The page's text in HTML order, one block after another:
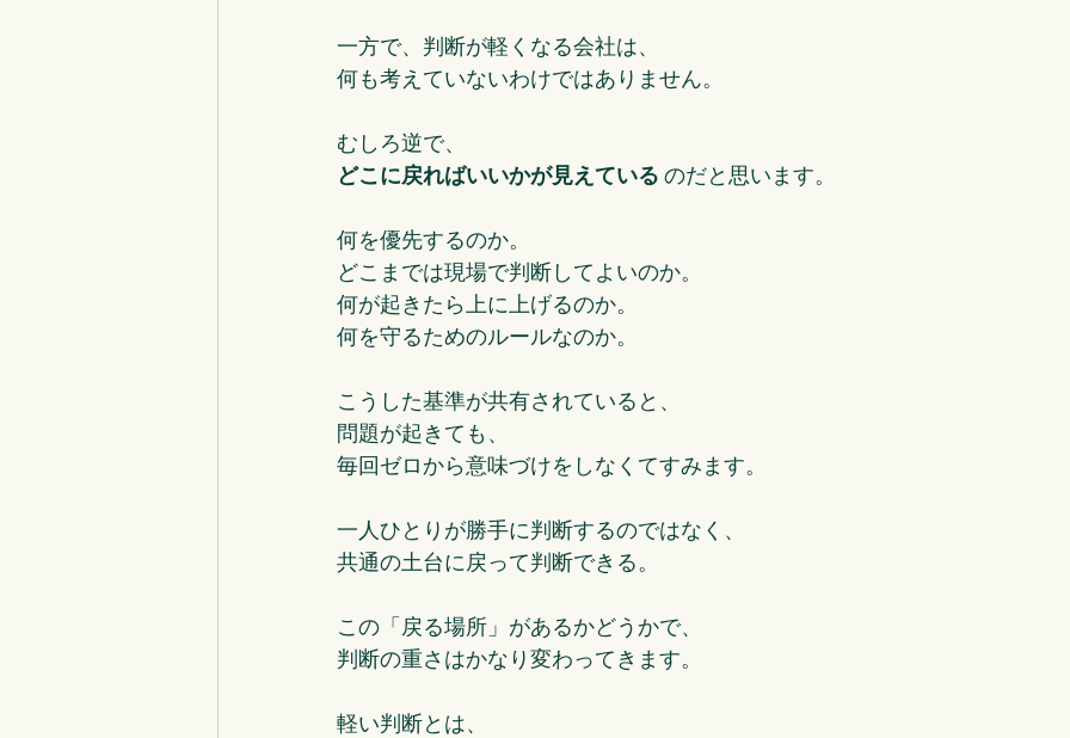
一方で、判断が軽くなる会社は、
何も考えていないわけではありません。
むしろ逆で、
どこに戻ればいいかが見えている のだと思います。
何を優先するのか。
どこまでは現場で判断してよいのか。
何が起きたら上に上げるのか。
何を守るためのルールなのか。
こうした基準が共有されていると、
問題が起きても、
毎回ゼロから意味づけをしなくてすみます。
一人ひとりが勝手に判断するのではなく、
共通の土台に戻って判断できる。
この「戻る場所」があるかどうかで、
判断の重さはかなり変わってきます。
軽い判断とは、